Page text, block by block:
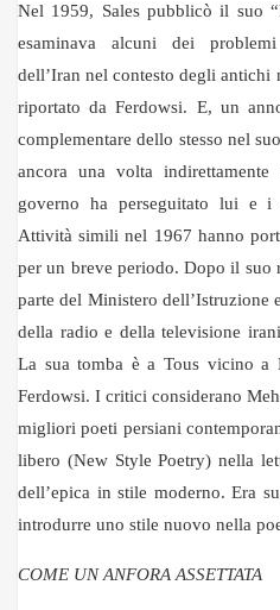
Nel 1959, Sales pubblicò il suo
esaminava alcuni dei
dell’Iran nel contesto degli antichi
riportato da Ferdowsi. E, un
complementare dello stesso nel
ancora una volta
governo ha perseguitato lui e i
Attività simili nel 1967 hanno
per un breve periodo. Dopo il suo
parte del Ministero dell’Istruzione
della radio e della televisione
La sua tomba è a Tous vicino a
Ferdowsi. I critici considerano
migliori poeti persiani
libero (New Style Poetry) nella
dell’epica in stile moderno. Era
introdurre uno stile nuovo nella
COME UN ANFORA ASSETTATA